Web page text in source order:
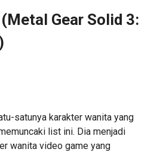
Gear Solid 3:
satunya karakter wanita yang
list ini. Dia menjadi
wanita video game yang